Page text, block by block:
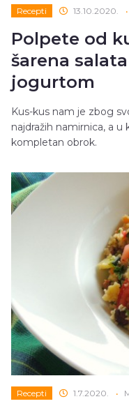
Recepti 13.10.2020. •
Polpete od
šarena
jogurtom
Kus-kus nam je zbog
najdražih namirnica, a
kompletan obrok.
Recepti 1.7.2020. •